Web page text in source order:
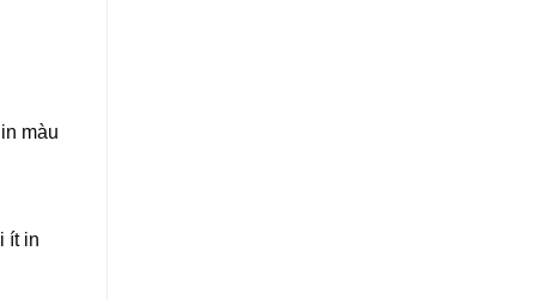
màu
ít in